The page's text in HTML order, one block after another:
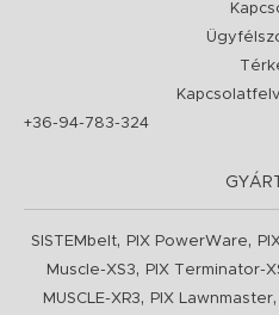
+36-94-783-324
SISTEMbelt, PIX PowerWare,
Muscle-XS3, PIX Terminator-
MUSCLE-XR3, PIX Lawnmaster,